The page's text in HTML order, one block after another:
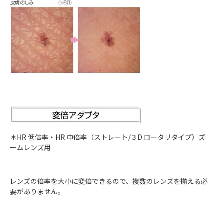
＊HR 低倍率・HR 中倍率（ストレート/３D ロータリタイプ）ズ
ームレンズ用
レンズの倍率を大小に変倍できるので、複数のレンズを揃える必
要がありません。